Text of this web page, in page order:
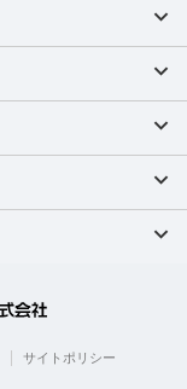
サイトポリシー